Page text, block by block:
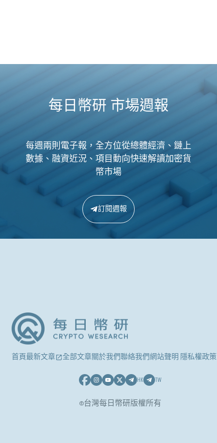
每日幣研 市場週報
每週兩則電子報，全方位從總體經濟、鏈上
數據、融資近況、項目動向快速解讀加密貨
幣市場
訂閱週報
首頁最新文章 全部文章關於我們聯絡我們網站聲明 隱私權政策
HK TW
©台灣每日幣研版權所有